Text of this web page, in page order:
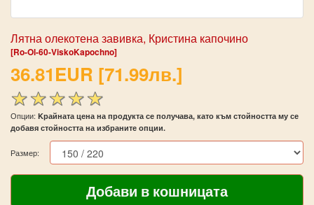
Лятна олекотена завивка, Кристина капочино
[Ro-Ol-60-ViskoKapochno]
36.81EUR [71.99лв.]
Опции: Kрайната цена на продукта се получава, като към стойността му се
добавя стойността на избраните опции.
Размер: